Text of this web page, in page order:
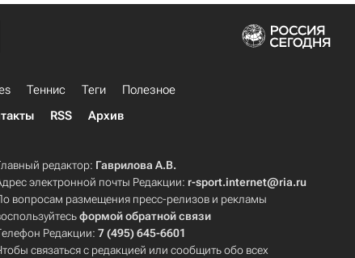
Теннис Теги
Полезное
RSS Архив
редактор: Гаврилова А.В.
электронной почты Редакции: r-sport.internet@ria.ru
вопросам размещения пресс-релизов и рекламы
формой обратной связи
Редакции:7 (495) 645-6601
связаться с редакцией или сообщить обо всех